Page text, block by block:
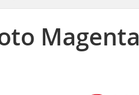
Magenta